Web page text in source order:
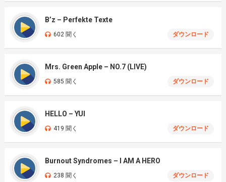
B’z – Perfekte Texte
602 聞く ダウンロード
Mrs. Green Apple – NO.7 (LIVE)
585 聞く ダウンロード
HELLO – YUI
419 聞く ダウンロード
Burnout Syndromes – I AM A HERO
238 聞く ダウンロード